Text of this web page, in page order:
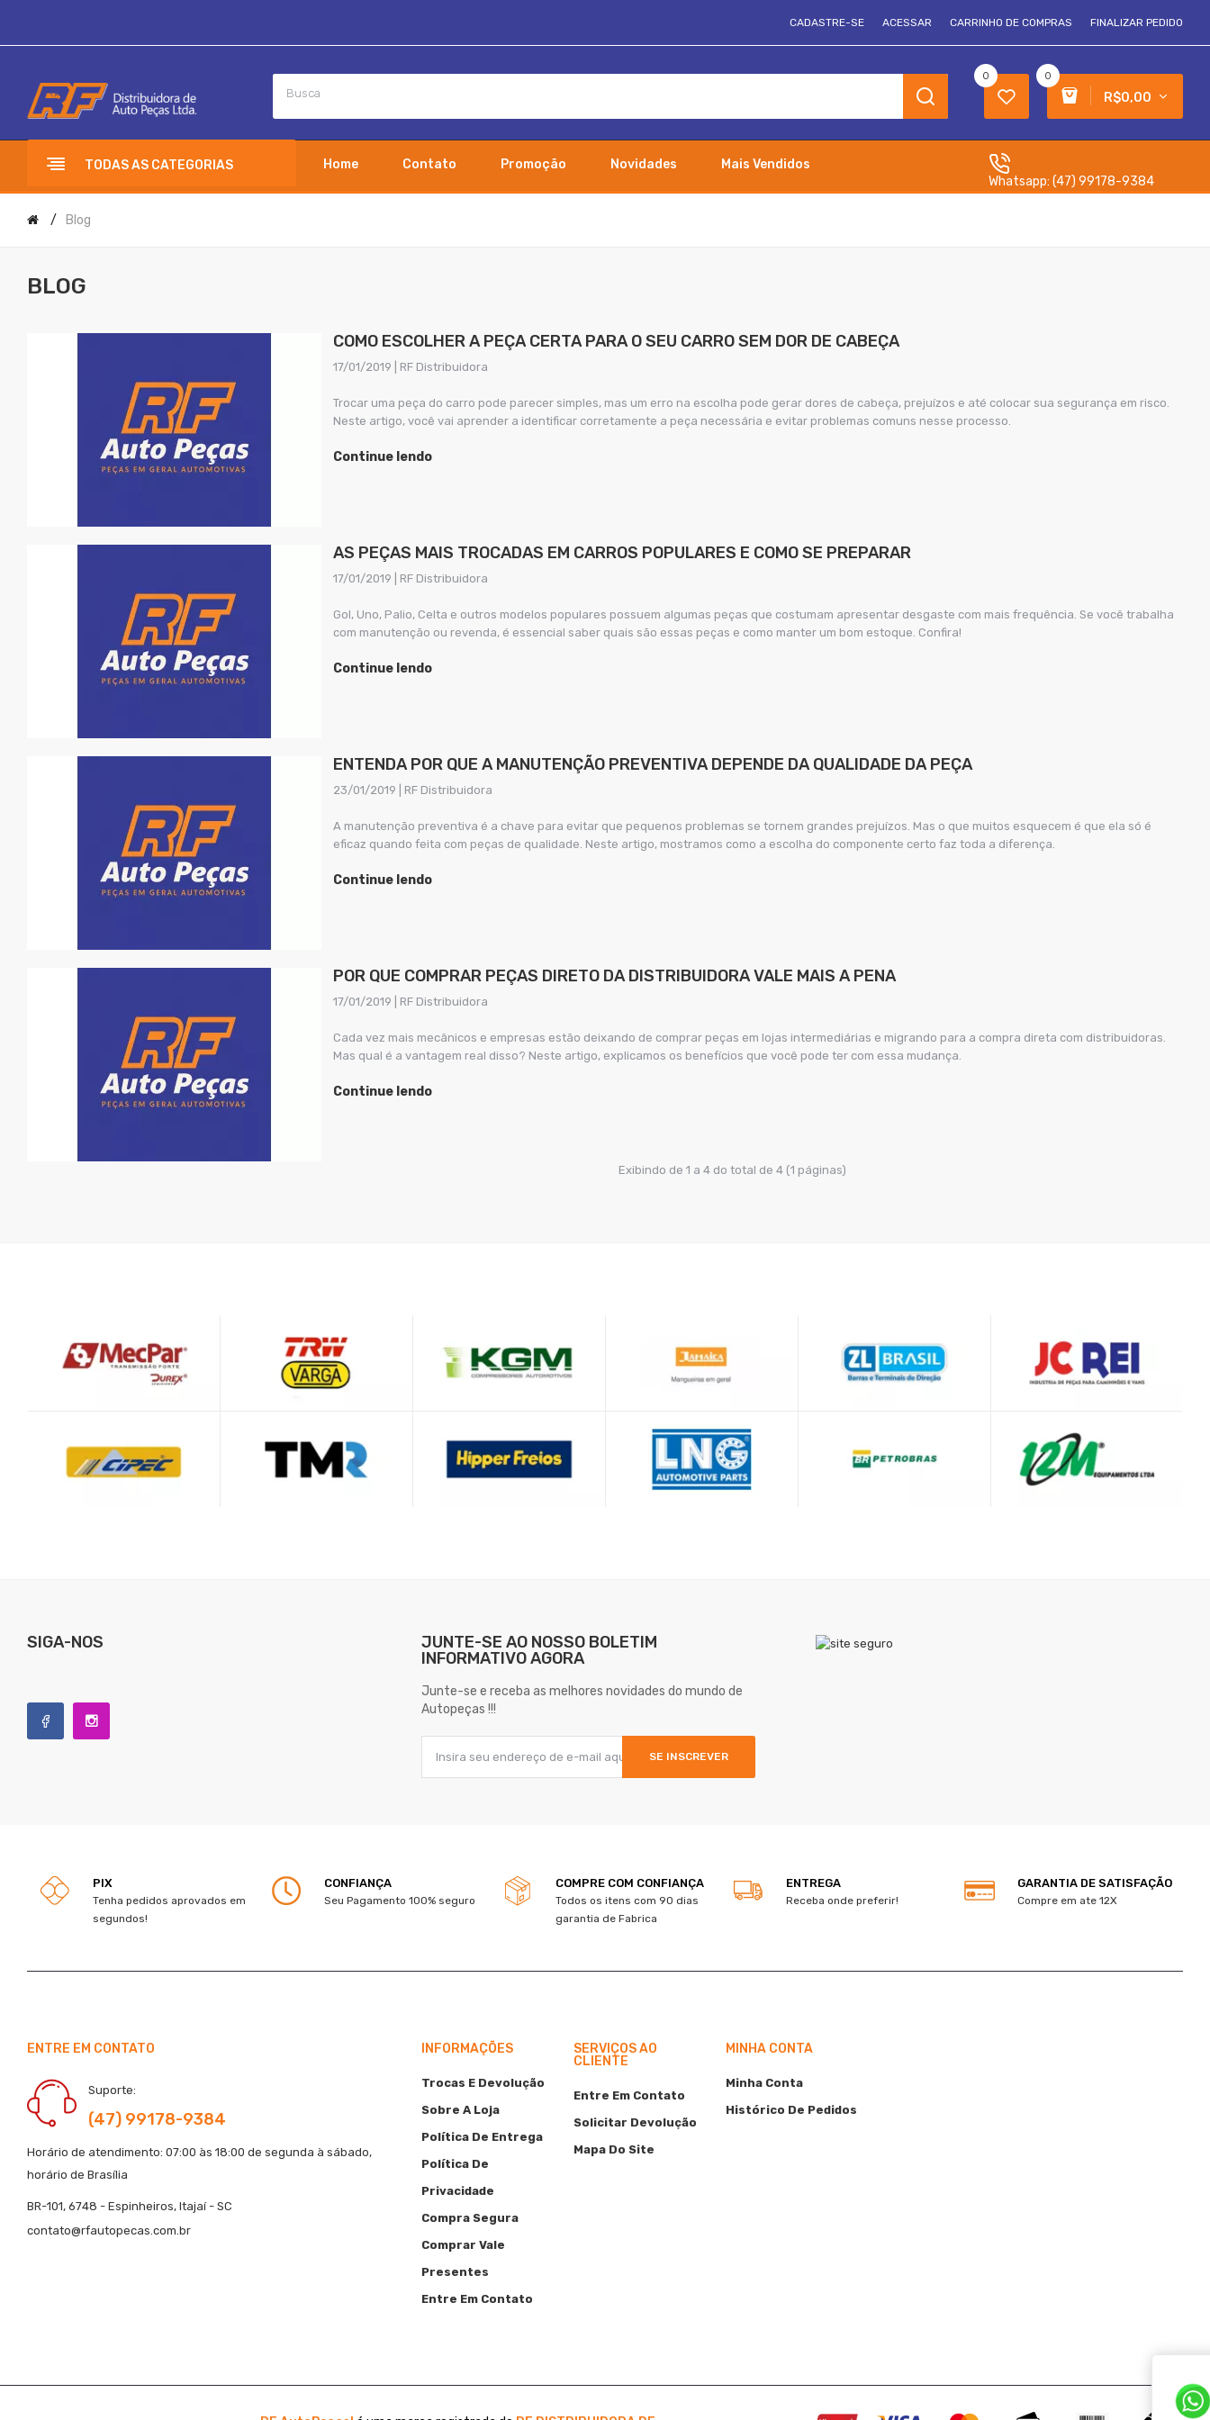
CADASTRE-SE ACESSAR CARRINHO DE COMPRAS FINALIZAR PEDIDO
0
R$0,00
0
TODAS AS CATEGORIAS Home Contato Promoção Novidades
Mais Vendidos
Whatsapp: (47) 99178-9384
Blog
BLOG
COMO ESCOLHER A PEÇA CERTA PARA O SEU CARRO SEM DOR DE CABEÇA
17/01/2019 | RF Distribuidora
Trocar uma peça do carro pode parecer simples, mas um erro na escolha pode gerar dores de cabeça, prejuízos e até colocar sua segurança em risco.
Neste artigo, você vai aprender a identificar corretamente a peça necessária e evitar problemas comuns nesse processo.
Continue lendo
AS PEÇAS MAIS TROCADAS EM CARROS POPULARES E COMO SE PREPARAR
17/01/2019 | RF Distribuidora
Gol, Uno, Palio, Celta e outros modelos populares possuem algumas peças que costumam apresentar desgaste com mais frequência. Se você trabalha
com manutenção ou revenda, é essencial saber quais são essas peças e como manter um bom estoque. Confira!
Continue lendo
ENTENDA POR QUE A MANUTENÇÃO PREVENTIVA DEPENDE DA QUALIDADE DA PEÇA
23/01/2019 | RF Distribuidora
A manutenção preventiva é a chave para evitar que pequenos problemas se tornem grandes prejuízos. Mas o que muitos esquecem é que ela só é
eficaz quando feita com peças de qualidade. Neste artigo, mostramos como a escolha do componente certo faz toda a diferença.
Continue lendo
POR QUE COMPRAR PEÇAS DIRETO DA DISTRIBUIDORA VALE MAIS A PENA
17/01/2019 | RF Distribuidora
Cada vez mais mecânicos e empresas estão deixando de comprar peças em lojas intermediárias e migrando para a compra direta com distribuidoras.
Mas qual é a vantagem real disso? Neste artigo, explicamos os benefícios que você pode ter com essa mudança.
Continue lendo
Exibindo de 1 a 4 do total de 4 (1 páginas)
SIGA-NOS JUNTE-SE AO NOSSO BOLETIM
INFORMATIVO AGORA
Junte-se e receba as melhores novidades do mundo de
Autopeças !!!
SE INSCREVER
PIX
Tenha pedidos aprovados em
segundos!
CONFIANÇA
Seu Pagamento 100% seguro
COMPRE COM CONFIANÇA
Todos os itens com 90 dias
garantia de Fabrica
ENTREGA
Receba onde preferir!
GARANTIA DE SATISFAÇÃO
Compre em ate 12X
ENTRE EM CONTATO
Suporte:
(47) 99178-9384
Horário de atendimento: 07:00 às 18:00 de segunda à sábado,
horário de Brasília
BR-101, 6748 - Espinheiros, Itajaí - SC
contato@rfautopecas.com.br
INFORMAÇÕES
Trocas E Devolução
Sobre A Loja
Política De Entrega
Política De
Privacidade
Compra Segura
Comprar Vale
Presentes
Entre Em Contato
SERVIÇOS AO
CLIENTE
Entre Em Contato
Solicitar Devolução
Mapa Do Site
MINHA CONTA
Minha Conta
Histórico De Pedidos